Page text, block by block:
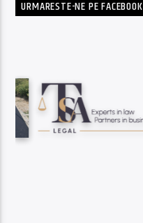
URMARESTE-NE PE FACEBOOK